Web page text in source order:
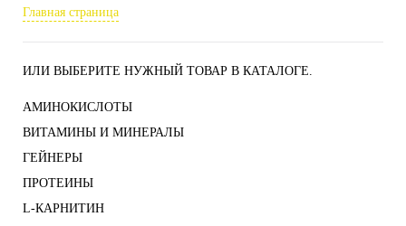
Главная страница
ИЛИ ВЫБЕРИТЕ НУЖНЫЙ ТОВАР В КАТАЛОГЕ.
АМИНОКИСЛОТЫ
ВИТАМИНЫ И МИНЕРАЛЫ
ГЕЙНЕРЫ
ПРОТЕИНЫ
L-КАРНИТИН